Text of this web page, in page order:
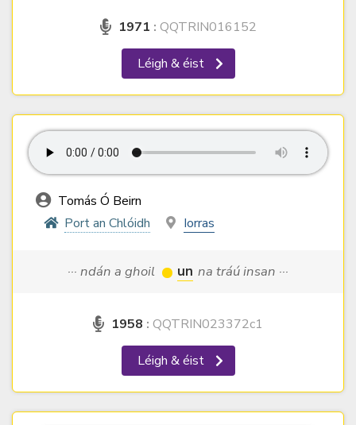
1971 : QQTRIN016152
Léigh & éist
Tomás Ó Beirn
Port an Chlóidh
Iorras
··· ndán a ghoil un na tráú insan ···
1958 : QQTRIN023372c1
Léigh & éist